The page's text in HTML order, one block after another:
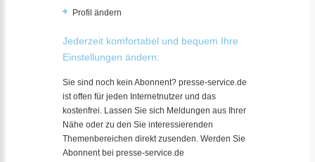
Profil ändern
Jederzeit komfortabel und bequem Ihre
Einstellungen ändern:
Sie sind noch kein Abonnent? presse-service.de
ist offen für jeden Internetnutzer und das
kostenfrei. Lassen Sie sich Meldungen aus Ihrer
Nähe oder zu den Sie interessierenden
Themenbereichen direkt zusenden. Werden Sie
Abonnent bei presse-service.de